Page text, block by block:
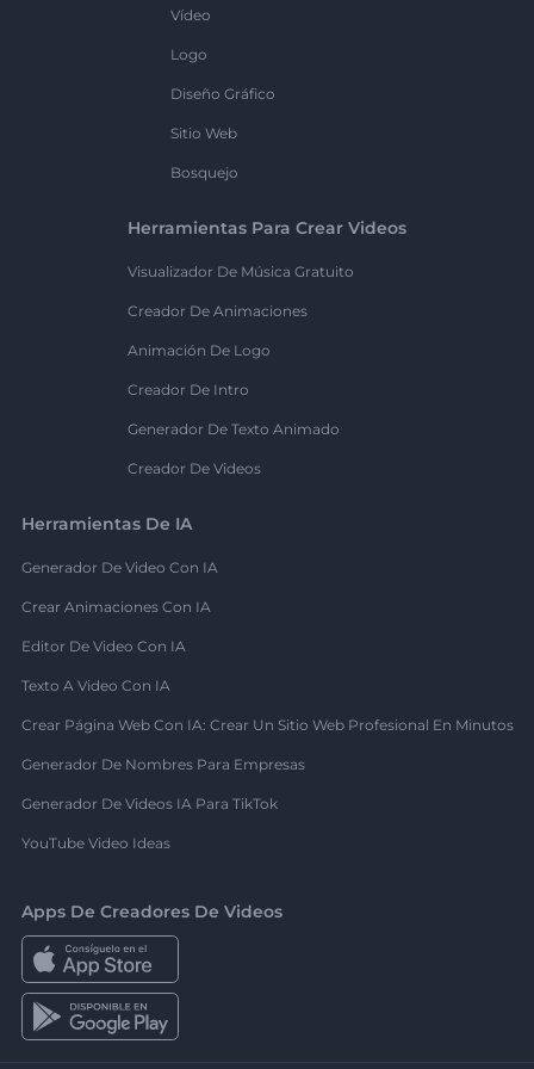
Vídeo
Logo
Diseño Gráfico
Sitio Web
Bosquejo
Herramientas Para Crear Videos
Visualizador De Música Gratuito
Creador De Animaciones
Animación De Logo
Creador De Intro
Generador De Texto Animado
Creador De Videos
Herramientas De IA
Generador De Video Con IA
Crear Animaciones Con IA
Editor De Video Con IA
Texto A Video Con IA
Crear Página Web Con IA: Crear Un Sitio Web Profesional En Minutos
Generador De Nombres Para Empresas
Generador De Videos IA Para TikTok
YouTube Video Ideas
Apps De Creadores De Videos